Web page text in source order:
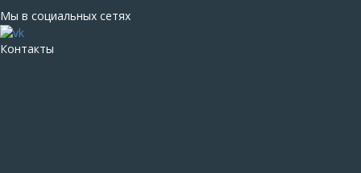
Мы в социальных сетях
Контакты